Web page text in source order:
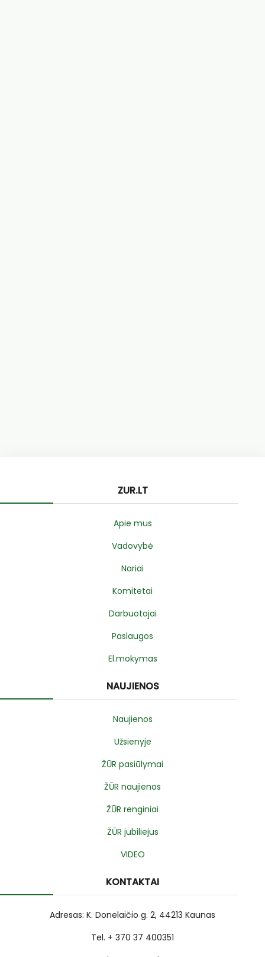
ZUR.LT
Apie mus
Vadovybė
Nariai
Komitetai
Darbuotojai
Paslaugos
El.mokymas
NAUJIENOS
Naujienos
Užsienyje
ŽŪR pasiūlymai
ŽŪR naujienos
ŽŪR renginiai
ŽŪR jubiliejus
VIDEO
KONTAKTAI
Adresas: K. Donelaičio g. 2, 44213 Kaunas
Tel. + 370 37 400351